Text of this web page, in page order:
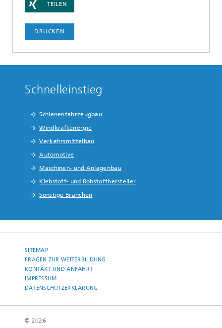
TEILEN
DRUCKEN
Schnelleinstieg
Schienenfahrzeugbau
Windkraftenergie
Verkehrsmittelbau
Automotive
Maschinen- und Anlagenbau
Klebstoff- und Rohstoffhersteller
Sonstige Branchen
SITEMAP
FRAGEN ZUR WEITERBILDUNG
KONTAKT UND ANFAHRT
IMPRESSUM
DATENSCHUTZERKLÄRUNG
© 2026